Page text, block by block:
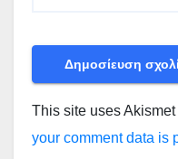
This site uses
your comment data is